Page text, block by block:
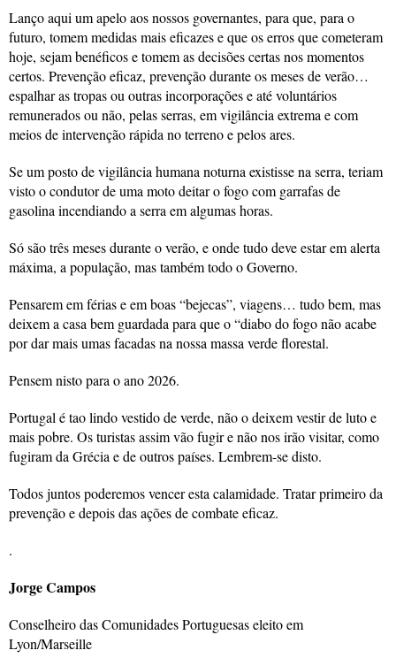
Lanço aqui um apelo aos nossos governantes, para que, para o
futuro, tomem medidas mais eficazes e que os erros que cometeram
hoje, sejam benéficos e tomem as decisões certas nos momentos
certos. Prevenção eficaz, prevenção durante os meses de verão…
espalhar as tropas ou outras incorporações e até voluntários
remunerados ou não, pelas serras, em vigilância extrema e com
meios de intervenção rápida no terreno e pelos ares.
Se um posto de vigilância humana noturna existisse na serra, teriam
visto o condutor de uma moto deitar o fogo com garrafas de
gasolina incendiando a serra em algumas horas.
Só são três meses durante o verão, e onde tudo deve estar em alerta
máxima, a população, mas também todo o Governo.
Pensarem em férias e em boas “bejecas”, viagens… tudo bem, mas
deixem a casa bem guardada para que o “diabo do fogo não acabe
por dar mais umas facadas na nossa massa verde florestal.
Pensem nisto para o ano 2026.
Portugal é tao lindo vestido de verde, não o deixem vestir de luto e
mais pobre. Os turistas assim vão fugir e não nos irão visitar, como
fugiram da Grécia e de outros países. Lembrem-se disto.
Todos juntos poderemos vencer esta calamidade. Tratar primeiro da
prevenção e depois das ações de combate eficaz.
.
Jorge Campos
Conselheiro das Comunidades Portuguesas eleito em
Lyon/Marseille